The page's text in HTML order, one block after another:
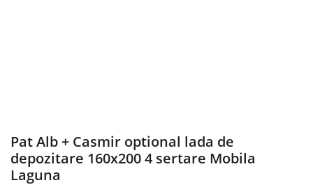
Pat Alb + Casmir optional lada de
depozitare 160x200 4 sertare Mobila
Laguna